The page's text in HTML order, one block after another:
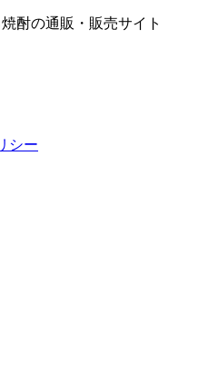
酎の通販・販売サイト
シー